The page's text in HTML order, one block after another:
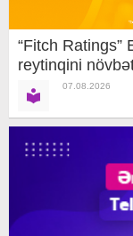
“Fitch Ratings”
reytinqini
07.08.2026